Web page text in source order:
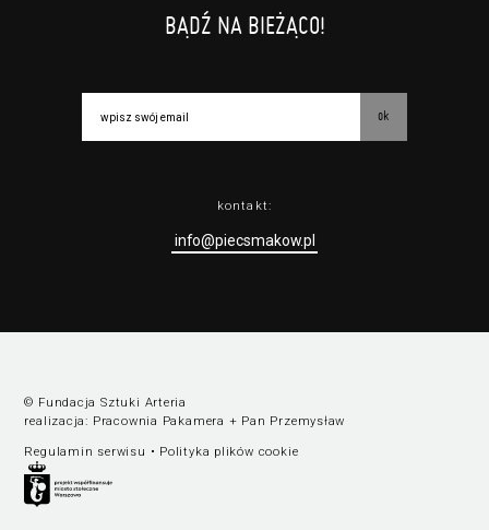
BĄDŹ NA BIEŻĄCO!
ok
kontakt:
info@piecsmakow.pl
© Fundacja Sztuki Arteria
realizacja: Pracownia Pakamera + Pan Przemysław
Regulamin serwisu • Polityka plików cookie